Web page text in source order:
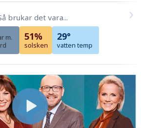
brukar det vara...
m.
51%
solsken
29°
vatten temp